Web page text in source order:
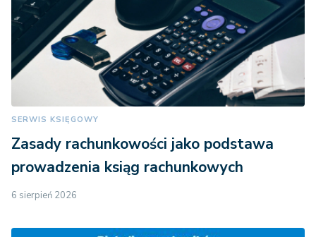
SERWIS KSIĘGOWY
Zasady rachunkowości jako podstawa
prowadzenia ksiąg rachunkowych
6 sierpień 2026